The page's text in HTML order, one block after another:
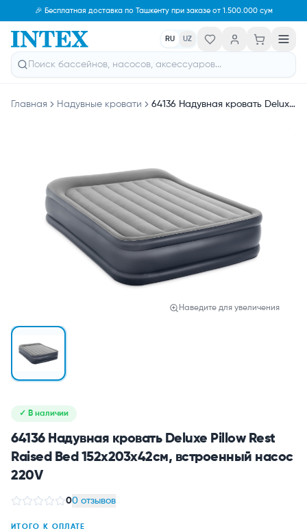
🎉 Бесплатная доставка по Ташкенту при заказе от 1.500.000 сум
RU UZ
Главная Надувные кровати 64136 Надувная кровать Deluxe Pillow Rest Raised Bed 152х203х42см, встроенный насос 220V
Наведите для увеличения
✓ В наличии
64136 Надувная кровать Deluxe Pillow Rest
Raised Bed 152х203х42см, встроенный насос
220V
00 отзывов
ИТОГО К ОПЛАТЕ